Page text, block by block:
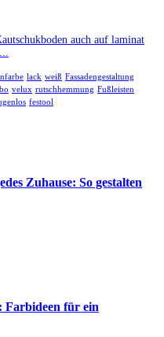
auch auf laminat
lack weiß Fassadengestaltung
velux rutschhemmung Fußleisten
festool
Zuhause: So gestalten
Farbideen für ein